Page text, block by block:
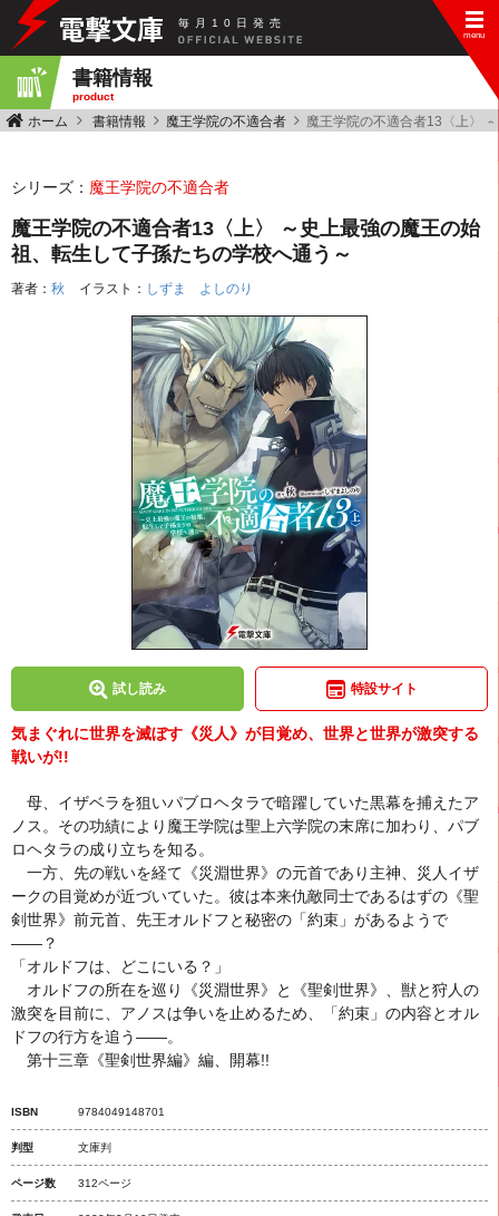
毎 月 10 日 発 売
書籍情報
product
ホーム 書籍情報 魔王学院の不適合者 魔王学院の不適合者13〈上〉
シリーズ： 魔王学院の不適合者
魔王学院の不適合者13〈上〉 ～史上最強の魔王の始
祖、転生して子孫たちの学校へ通う～
著者： 秋 イラスト： しずま よしのり
試し読み 特設サイト
気まぐれに世界を滅ぼす《災人》が目覚め、世界と世界が激突する
戦いが!!
母、イザベラを狙いパブロヘタラで暗躍していた黒幕を捕えたア
ノス。その功績により魔王学院は聖上六学院の末席に加わり、パブ
ロヘタラの成り立ちを知る。
一方、先の戦いを経て《災淵世界》の元首であり主神、災人イザ
ークの目覚めが近づいていた。彼は本来仇敵同士であるはずの《聖
剣世界》前元首、先王オルドフと秘密の「約束」があるようで
――？
「オルドフは、どこにいる？」
オルドフの所在を巡り《災淵世界》と《聖剣世界》、獣と狩人の
激突を目前に、アノスは争いを止めるため、「約束」の内容とオル
ドフの行方を追う――。
第十三章《聖剣世界編》編、開幕!!
ISBN 9784049148701
判型 文庫判
ページ数 312ページ